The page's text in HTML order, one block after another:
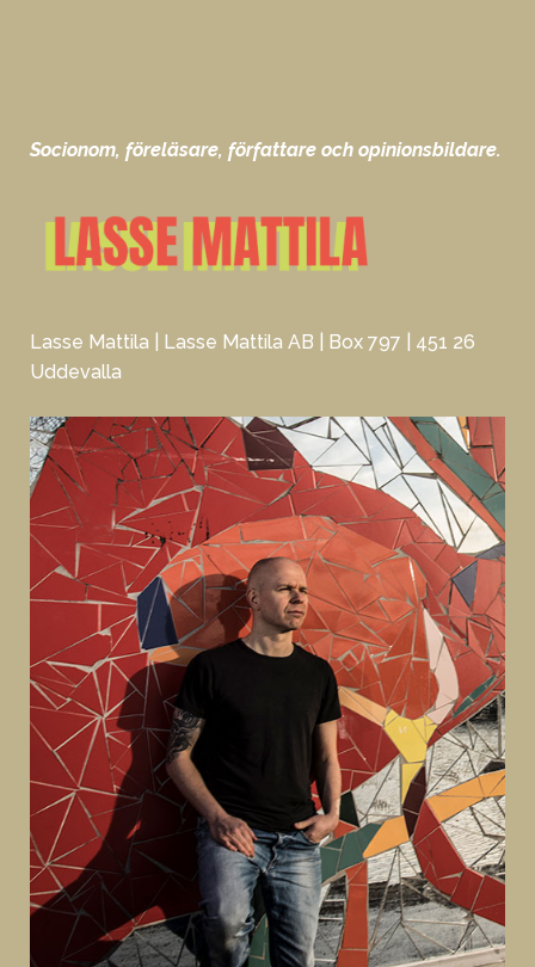
Socionom, föreläsare, författare och opinionsbildare.
Lasse Mattila | Lasse Mattila AB | Box 797 | 451 26
Uddevalla